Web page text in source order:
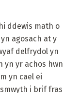
ddewis math o
agosach at y
delfrydol yn
yn yr achos hwn
yn cael ei
i brif fras